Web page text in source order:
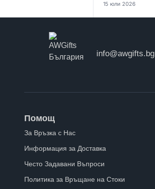
15 юли 2026
info@awgifts.bg
Помощ
За Връзка с Нас
Информация за Доставка
Често Задавани Въпроси
Политика за Връщане на Стоки